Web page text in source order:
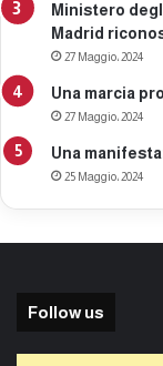
Ministero
Madrid
27 Maggio، 2024
Una marcia
27 Maggio، 2024
Una
25 Maggio، 2024
Follow us